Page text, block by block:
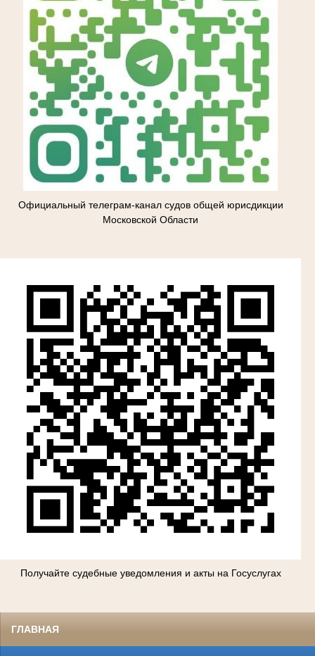
Официальный телеграм-канал судов общей юрисдикции
Московской Области
Получайте судебные уведомления и акты на Госуслугах
ГЛАВНАЯ